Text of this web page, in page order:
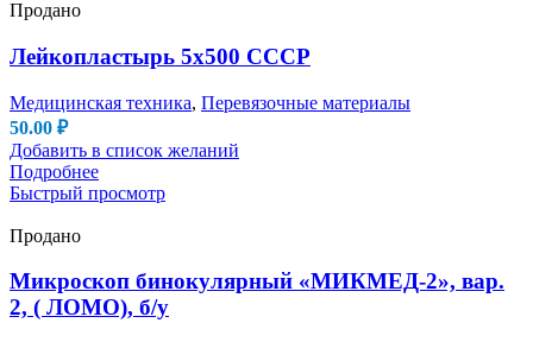
Продано
Лейкопластырь 5х500 СССР
Медицинская техника, Перевязочные материалы
50.00 ₽
Добавить в список желаний
Подробнее
Быстрый просмотр
Продано
Микроскоп бинокулярный «МИКМЕД-2», вар.
2, ( ЛОМО), б/у